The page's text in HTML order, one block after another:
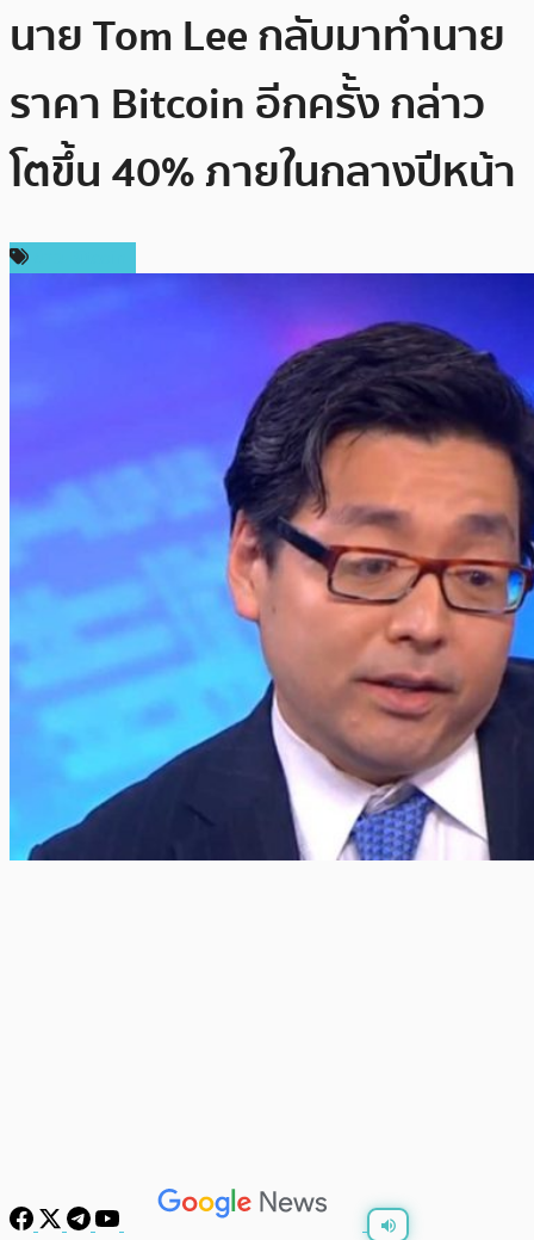
นาย Tom Lee กลับมาทำนาย
ราคา Bitcoin อีกครั้ง กล่าว
โตขึ้น 40% ภายในกลางปีหน้า